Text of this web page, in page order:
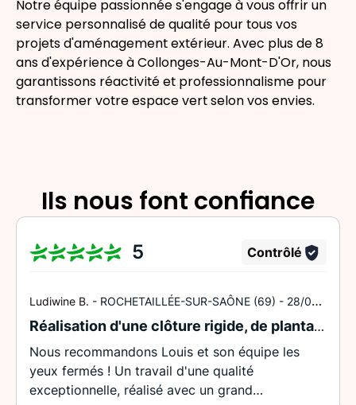
d'opposition ; un droit de réclamation auprès
d'une autorité de contrôle ; le droit de
donner des directives post-mortem.
Pour en savoir plus sur le traitement de vos
données et l'exercice de vos droits,
consultez notrePolitique de confidentialité.*
Notre équipe passionnée s'engage à vous offrir un
service personnalisé de qualité pour tous vos
projets d'aménagement extérieur. Avec plus de 8
ans d'expérience à Collonges-Au-Mont-D'Or, nous
garantissons réactivité et professionnalisme pour
transformer votre espace vert selon vos envies.
Ils nous font confiance
5 Contrôlé
Ludiwine B. - ROCHETAILLÉE-SUR-SAÔNE (69) - 28/07/2026
Réalisation d'une clôture rigide, de plantation et d'une terrasse en bambou 60M²
Nous recommandons Louis et son équipe les
yeux fermés ! Un travail d'une qualité
exceptionnelle, réalisé avec un grand